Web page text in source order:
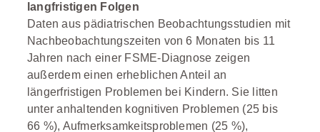
langfristigen Folgen
Daten aus pädiatrischen Beobachtungsstudien mit
Nachbeobachtungszeiten von 6 Monaten bis 11
Jahren nach einer FSME-Diagnose zeigen
außerdem einen erheblichen Anteil an
längerfristigen Problemen bei Kindern. Sie litten
unter anhaltenden kognitiven Problemen (25 bis
66 %), Aufmerksamkeitsproblemen (25 %),